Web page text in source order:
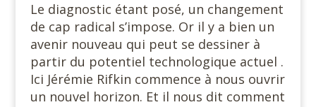
Le diagnostic étant posé, un changement
de cap radical s’impose. Or il y a bien un
avenir nouveau qui peut se dessiner à
partir du potentiel technologique actuel .
Ici Jérémie Rifkin commence à nous ouvrir
un nouvel horizon. Et il nous dit comment